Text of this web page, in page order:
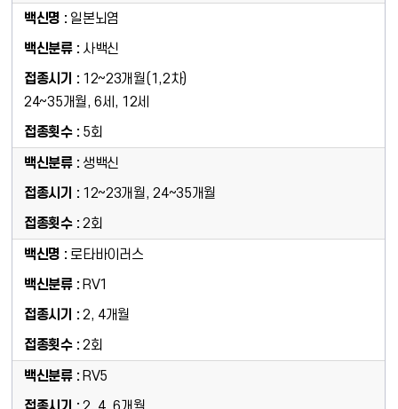
일본뇌염
사백신
12~23개월(1,2차)
24~35개월, 6세, 12세
5회
생백신
12~23개월, 24~35개월
2회
로타바이러스
RV1
2, 4개월
2회
RV5